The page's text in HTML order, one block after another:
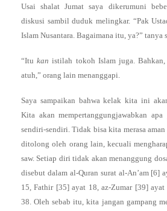
Usai shalat Jumat saya dikerumuni
diskusi sambil duduk melingkar. “Pak
Islam Nusantara. Bagaimana itu, ya?” tanya
“Itukan istilah tokoh Islam juga.
atuh,” orang lain menanggapi.
Saya sampaikan bahwa kelak kita ini
Kita akan mempertanggungjawabkan
sendiri-sendiri. Tidak bisa kita merasa
ditolong oleh orang lain, kecuali
saw. Setiap diri tidak akan menanggung
disebut dalam al-Quran surat al-An’am [6]
15, Fathir [35] ayat 18, az-Zumar [39]
38. Oleh sebab itu, kita jangan gampang